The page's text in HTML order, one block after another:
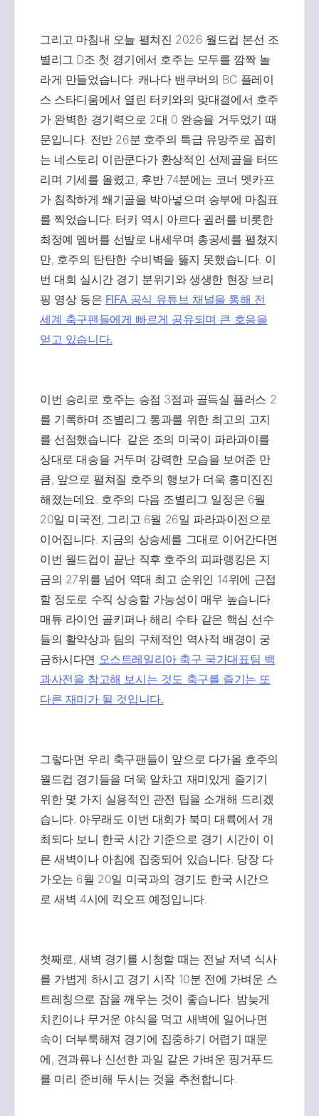
그리고 마침내 오늘 펼쳐진 2026 월드컵 본선 조
별리그 D조 첫 경기에서 호주는 모두를 깜짝 놀
라게 만들었습니다. 캐나다 밴쿠버의 BC 플레이
스 스타디움에서 열린 터키와의 맞대결에서 호주
가 완벽한 경기력으로 2대 0 완승을 거두었기 때
문입니다. 전반 26분 호주의 특급 유망주로 꼽히
는 네스토리 이란쿤다가 환상적인 선제골을 터뜨
리며 기세를 올렸고, 후반 74분에는 코너 멧카프
가 침착하게 쐐기골을 박아넣으며 승부에 마침표
를 찍었습니다. 터키 역시 아르다 귈러를 비롯한
최정예 멤버를 선발로 내세우며 총공세를 펼쳤지
만, 호주의 탄탄한 수비벽을 뚫지 못했습니다. 이
번 대회 실시간 경기 분위기와 생생한 현장 브리
핑 영상 등은 FIFA 공식 유튜브 채널을 통해 전
세계 축구팬들에게 빠르게 공유되며 큰 호응을
얻고 있습니다.
이번 승리로 호주는 승점 3점과 골득실 플러스 2
를 기록하며 조별리그 통과를 위한 최고의 고지
를 선점했습니다. 같은 조의 미국이 파라과이를
상대로 대승을 거두며 강력한 모습을 보여준 만
큼, 앞으로 펼쳐질 호주의 행보가 더욱 흥미진진
해졌는데요. 호주의 다음 조별리그 일정은 6월
20일 미국전, 그리고 6월 26일 파라과이전으로
이어집니다. 지금의 상승세를 그대로 이어간다면
이번 월드컵이 끝난 직후 호주의 피파랭킹은 지
금의 27위를 넘어 역대 최고 순위인 14위에 근접
할 정도로 수직 상승할 가능성이 매우 높습니다.
매튜 라이언 골키퍼나 해리 수타 같은 핵심 선수
들의 활약상과 팀의 구체적인 역사적 배경이 궁
금하시다면 오스트레일리아 축구 국가대표팀 백
과사전을 참고해 보시는 것도 축구를 즐기는 또
다른 재미가 될 것입니다.
그렇다면 우리 축구팬들이 앞으로 다가올 호주의
월드컵 경기들을 더욱 알차고 재미있게 즐기기
위한 몇 가지 실용적인 관전 팁을 소개해 드리겠
습니다. 아무래도 이번 대회가 북미 대륙에서 개
최되다 보니 한국 시간 기준으로 경기 시간이 이
른 새벽이나 아침에 집중되어 있습니다. 당장 다
가오는 6월 20일 미국과의 경기도 한국 시간으
로 새벽 4시에 킥오프 예정입니다.
첫째로, 새벽 경기를 시청할 때는 전날 저녁 식사
를 가볍게 하시고 경기 시작 10분 전에 가벼운 스
트레칭으로 잠을 깨우는 것이 좋습니다. 밤늦게
치킨이나 무거운 야식을 먹고 새벽에 일어나면
속이 더부룩해져 경기에 집중하기 어렵기 때문
에, 견과류나 신선한 과일 같은 가벼운 핑거푸드
를 미리 준비해 두시는 것을 추천합니다.